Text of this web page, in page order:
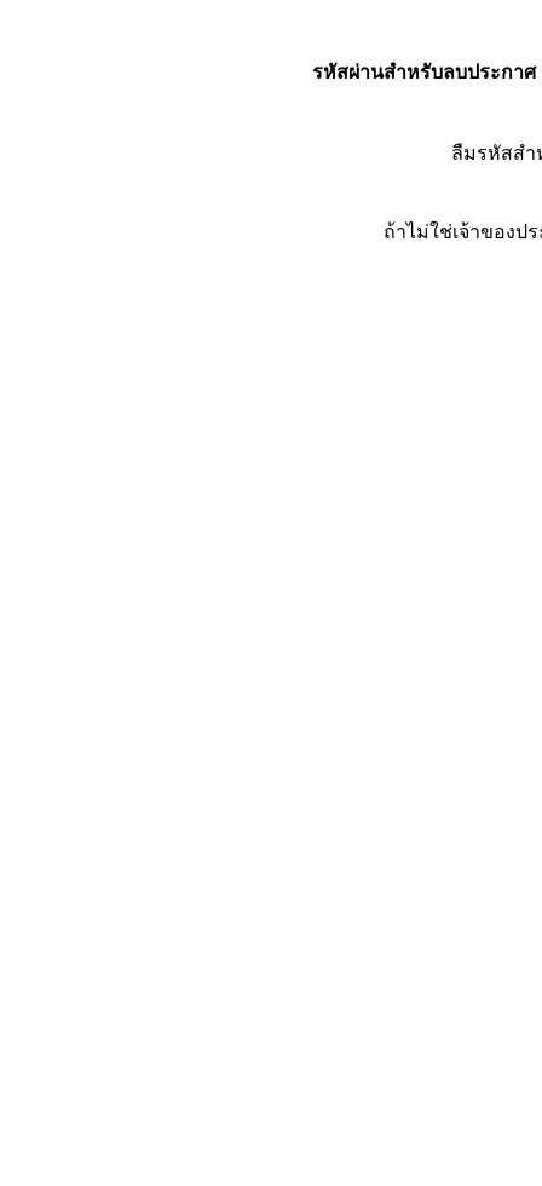
รหัสผ่านสำหรับลบประกาศ
ลืมรหัสส
ถ้าไม่ใช่เจ้าของป